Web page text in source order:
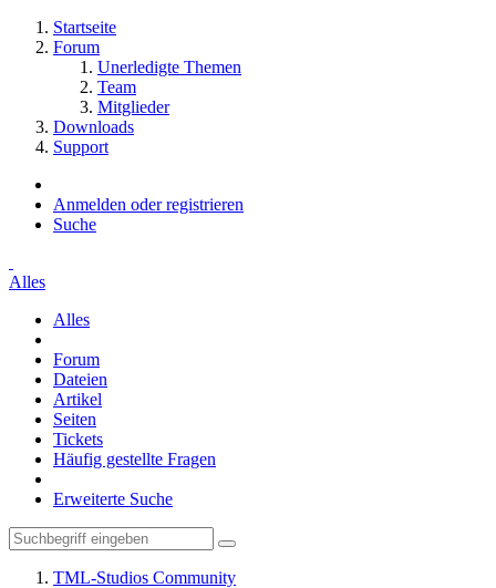
Startseite
Forum
Unerledigte Themen
Team
Mitglieder
Downloads
Support
Anmelden oder registrieren
Suche
Alles
Alles
Forum
Dateien
Artikel
Seiten
Tickets
Häufig gestellte Fragen
Erweiterte Suche
TML-Studios Community